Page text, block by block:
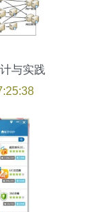
与实践